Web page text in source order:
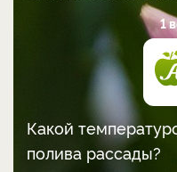
1
Какой
полива рассады?